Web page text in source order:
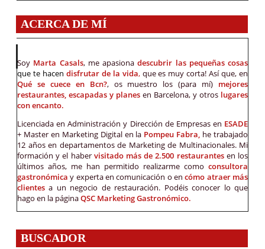
ACERCA DE MÍ
Soy Marta Casals, me apasionadescubrir las pequeñas cosas
que te hacen disfrutar de la vida,que es muy corta! Así que, en
Qué se cuece en Bcn?, os muestro los (para mí) mejores
restaurantes, escapadas y planes en Barcelona, y otros lugares
con encanto.
Licenciada en Administración y Dirección de Empresas en ESADE
+ Master en Marketing Digital en la Pompeu Fabra, he trabajado
12 años en departamentos de Marketing de Multinacionales. Mi
formación y el haber visitado más de 2.500 restaurantes en los
últimos años, me han permitido realizarme como consultora
gastronómicay experta en comunicación o encómo atraer más
clientes a un negocio de restauración. Podéis conocer lo que
hago en la páginaQSC Marketing Gastronómico.
BUSCADOR